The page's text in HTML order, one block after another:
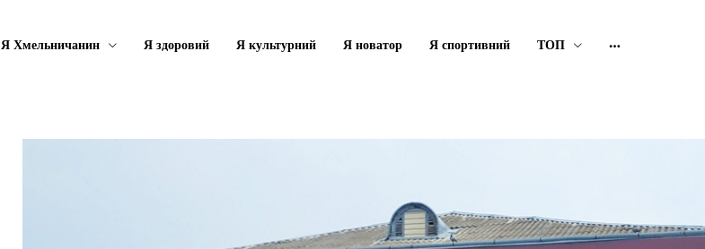
Я Хмельничанин Я здоровий Я культурний Я новатор Я спортивний ТОП